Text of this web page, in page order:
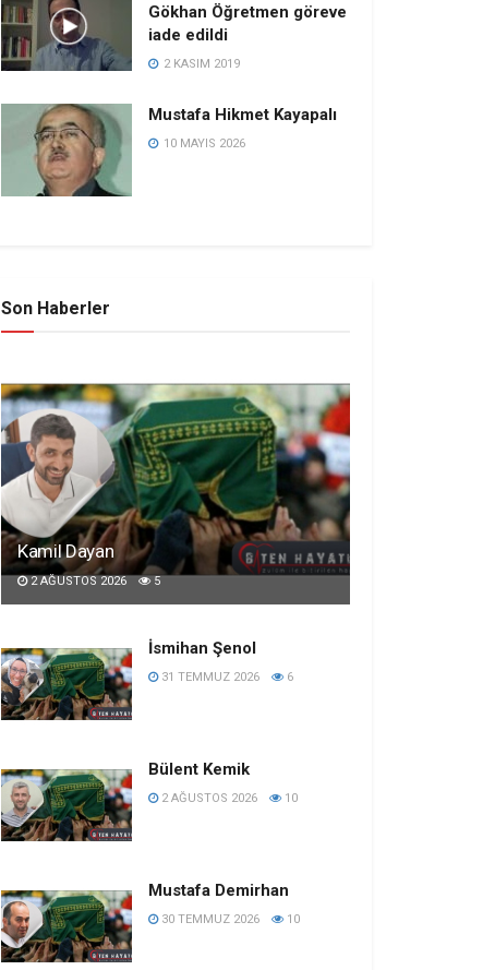
Gökhan Öğretmen göreve
iade edildi
2 KASIM 2019
Mustafa Hikmet Kayapalı
10 MAYIS 2026
Son Haberler
Kamil Dayan
2 AĞUSTOS 2026 5
İsmihan Şenol
31 TEMMUZ 2026 6
Bülent Kemik
2 AĞUSTOS 2026 10
Mustafa Demirhan
30 TEMMUZ 2026 10